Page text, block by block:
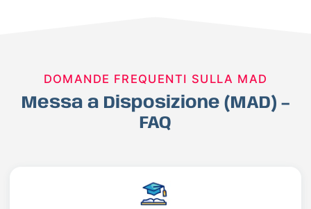
DOMANDE FREQUENTI SULLA MAD
Messa a Disposizione (MAD) –
FAQ